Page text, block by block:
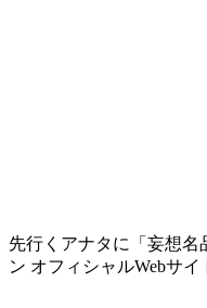
先行くアナタに「妄想名
ン オフィシャルWebサイ